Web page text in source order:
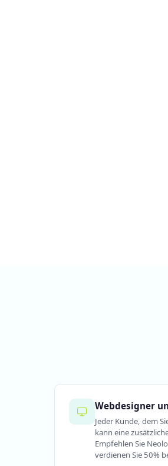
Webdesigner
Jeder Kunde, dem
kann eine
Empfehlen Sie
verdienen Sie 50%